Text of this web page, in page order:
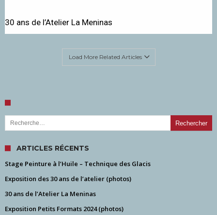
30 ans de l’Atelier La Meninas
Load More Related Articles
Rechercher :
ARTICLES RÉCENTS
Stage Peinture à l’Huile – Technique des Glacis
Exposition des 30 ans de l’atelier (photos)
30 ans de l’Atelier La Meninas
Exposition Petits Formats 2024 (photos)